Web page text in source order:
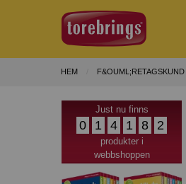
HEM F&OUML;RETAGSKUND
Just nu finns
0 1 4 1 8 2
produkter i
webbshoppen